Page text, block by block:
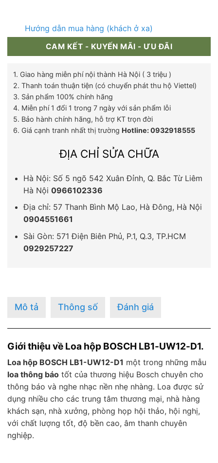
Hướng dẫn mua hàng (khách ở xa)
CAM KẾT - KUYẾN MÃI - ƯU ĐÃI
1. Giao hàng miễn phí nội thành Hà Nội ( 3 triệu )
2. Thanh toán thuận tiện (có chuyển phát thu hộ Viettel)
3. Sản phẩm 100% chính hãng
4. Miễn phí 1 đổi 1 trong 7 ngày với sản phẩm lỗi
5. Bảo hành chính hãng, hỗ trợ KT trọn đời
6. Giá cạnh tranh nhất thị trường Hotline: 0932918555
ĐỊA CHỈ SỬA CHỮA
Hà Nội: Số 5 ngõ 542 Xuân Đỉnh, Q. Bắc Từ Liêm
Hà Nội 0966102336
Địa chỉ: 57 Thanh Bình Mộ Lao, Hà Đông, Hà Nội
0904551661
Sài Gòn: 571 Điện Biên Phủ, P.1, Q.3, TP.HCM
0929257227
Mô tả Thông số Đánh giá
Giới thiệu về Loa hộp BOSCH LB1-UW12-D1.
Loa hộp BOSCH LB1-UW12-D1 một trong những mẫu
loa thông báo tốt của thương hiệu Bosch chuyên cho
thông báo và nghe nhạc nền nhẹ nhàng. Loa được sử
dụng nhiều cho các trung tâm thương mại, nhà hàng
khách sạn, nhà xưởng, phòng họp hội thảo, hội nghị,
với chất lượng tốt, độ bền cao, âm thanh chuyên
nghiệp.